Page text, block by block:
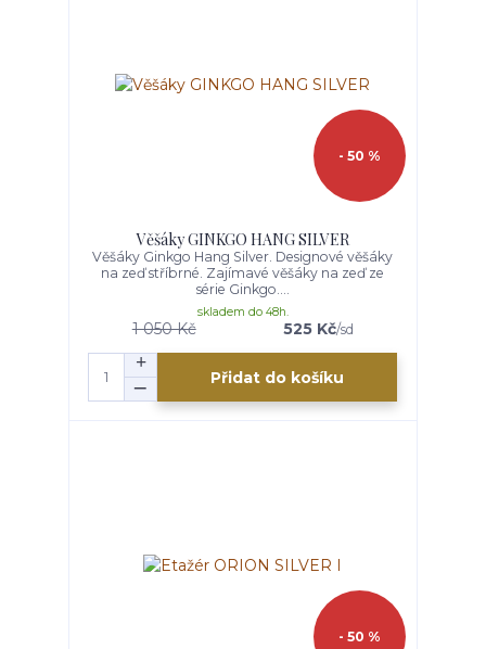
- 50 %
Věšáky GINKGO HANG SILVER
Věšáky Ginkgo Hang Silver. Designové věšáky
na zeď stříbrné. Zajímavé věšáky na zeď ze
série Ginkgo....
1 050 Kč 525 Kč/sd
skladem do 48h.
Přidat do košíku
- 50 %